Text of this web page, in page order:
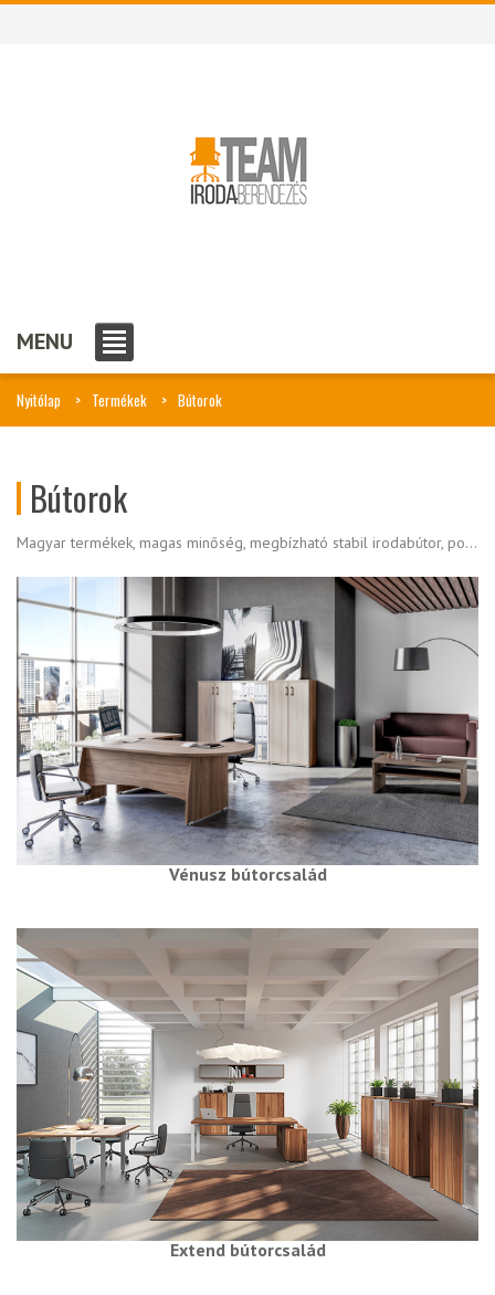
MENU
Nyitólap Termékek Bútorok
Bútorok
Magyar termékek, magas minőség, megbízható stabil irodabútor, pontos és rövid szállítási határidő
Vénusz bútorcsalád
Extend bútorcsalád